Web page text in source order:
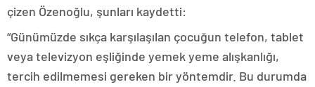
çizen Özenoğlu, şunları kaydetti:
“Günümüzde sıkça karşılaşılan çocuğun telefon, tablet
veya televizyon eşliğinde yemek yeme alışkanlığı,
tercih edilmemesi gereken bir yöntemdir. Bu durumda